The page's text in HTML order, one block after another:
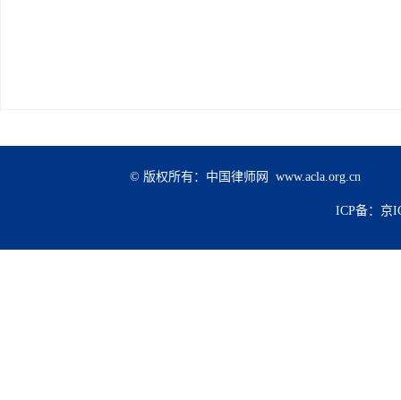
© 版权所有：中国律师网 www.acla.org.cn
ICP备：京